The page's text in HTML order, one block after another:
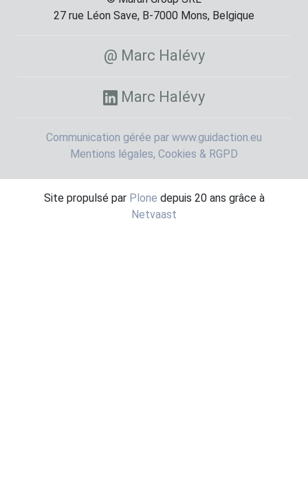
27 rue Léon Save, B-7000 Mons, Belgique
@ Marc Halévy
Marc Halévy
Communication gérée par www.guidaction.eu
Mentions légales, Cookies & RGPD
Site propulsé par Plone depuis 20 ans grâce à
Netvaast